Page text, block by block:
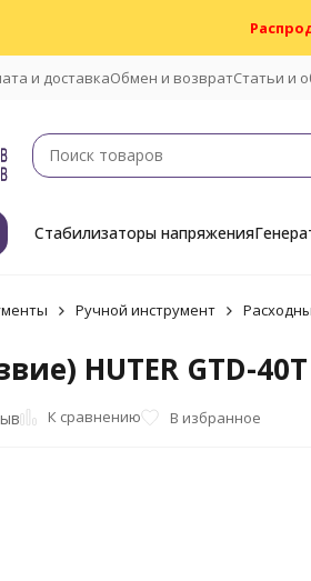
и доставкаОбмен и возвратСтатьи и
Стабилизаторы напряжения
Ручной инструмент
HUTER GTD-40T
К сравнению В избранное